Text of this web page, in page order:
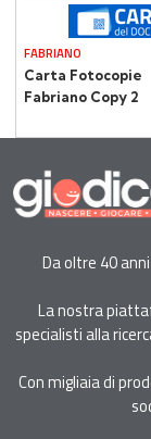
FABRIANO
Carta Fotocopie
Fabriano Copy 2
Alta Qualità,
Sostenibilità
Da oltre 40
La nostra
specialisti alla
Con migliaia di